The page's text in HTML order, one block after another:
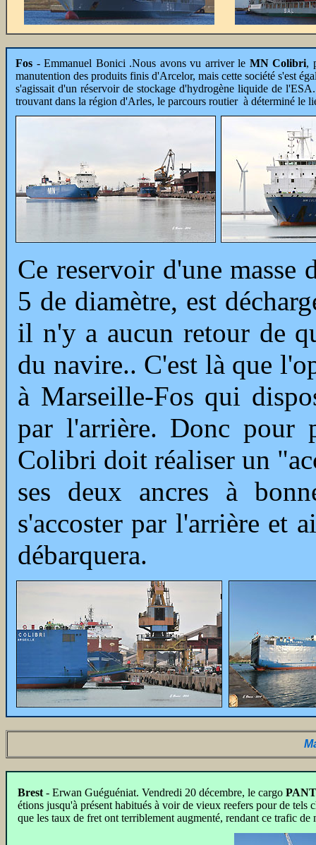
Fos - Emmanuel Bonici .Nous avons vu arriver le MN Colibri,
manutention des produits finis d'Arcelor, mais cette société s'est
s'agissait d'un réservoir de stockage d'hydrogène liquide de
trouvant dans la région d'Arles, le parcours routier à déterminé le
Ce reservoir d'une
5 de diamètre, est
il n'y a aucun retour de
du navire.. C'est là que
à Marseille-Fos qui
par l'arrière. Donc pour
Colibri doit réaliser un
ses deux ancres à
s'accoster par l'arrière et
débarquera.
Brest - Erwan Guéguéniat. Vendredi 20 décembre, le cargo
étions jusqu'à présent habitués à voir de vieux reefers pour de tels
que les taux de fret ont terriblement augmenté, rendant ce trafic